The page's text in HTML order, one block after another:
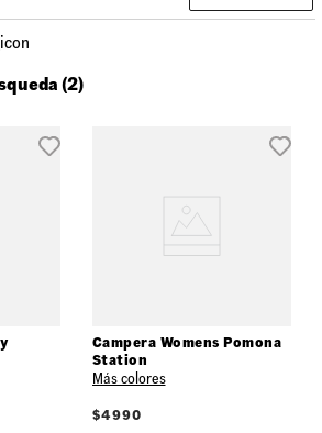
(2)
Campera Womens Pomona
Station
Más colores
$4990